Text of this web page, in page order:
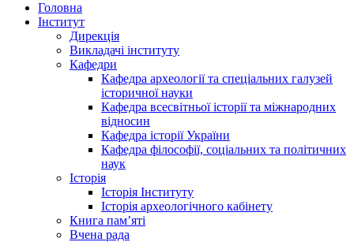
Головна
Інститут
Дирекція
Викладачі інституту
Кафедри
Кафедра археології та спеціальних галузей
історичної науки
Кафедра всесвітньої історії та міжнародних
відносин
Кафедра історії України
Кафедра філософії, соціальних та політичних
наук
Історія
Історія Інституту
Історія археологічного кабінету
Книга памʼяті
Вчена рада